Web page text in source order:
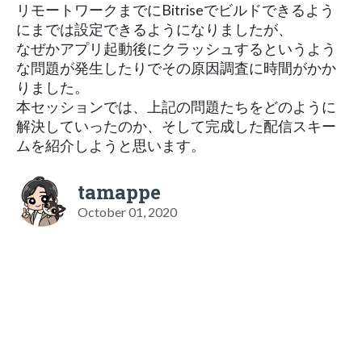
リモートワークまでにBitriseでビルドできるよう
にまでは設定できるようになりましたが、
なぜかアプリ起動後にクラッシュするというよう
な問題が発生したりでその原因調査に時間がかか
りました。
本セッションでは、上記の問題たちをどのように
解決していったのか、そして完成した配信スキー
ムを紹介しようと思います。
tamappe
October 01, 2020